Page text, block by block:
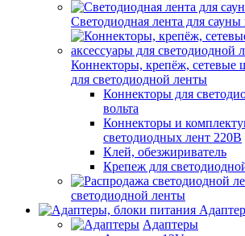
Светодиодная лента для
Коннекторы, крепёж, сетевые
для светодиодной ленты
Коннекторы для
вольта
Коннекторы и
светодиодных лент 220В
Клей, обезжириватель
Крепеж для
светодиодной ленты
Адаптеры